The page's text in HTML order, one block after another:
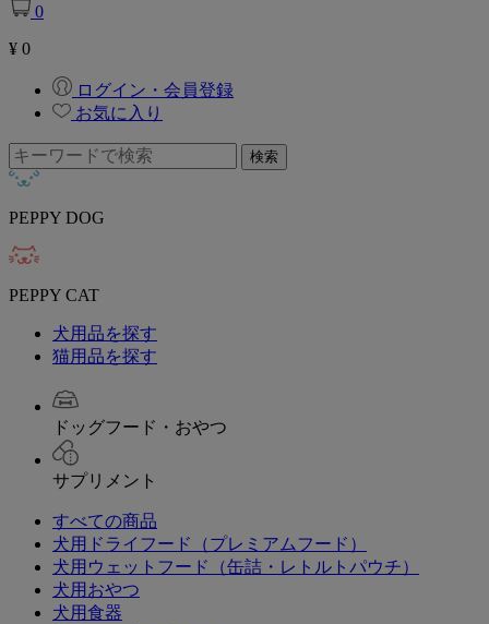
0
¥ 0
ログイン・会員登録
お気に入り
PEPPY DOG
PEPPY CAT
犬用品を探す
猫用品を探す
ドッグフード・おやつ
サプリメント
すべての商品
犬用ドライフード（プレミアムフード）
犬用ウェットフード（缶詰・レトルトパウチ）
犬用おやつ
犬用食器